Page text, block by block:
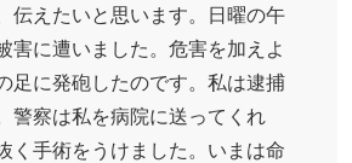
伝えたいと思います。日曜の午
害に遭いました。危害を加えよ
足に発砲したのです。私は逮捕
警察は私を病院に送ってくれ
く手術をうけました。いまは命